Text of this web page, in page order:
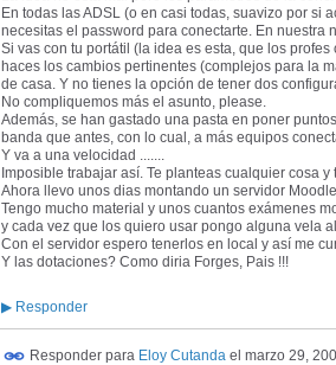
En todas las ADSL (o en casi todas, suavizo por si
necesitas el password para conectarte. En nuestra
Si vas con tu portátil (la idea es esta, que los
haces los cambios pertinentes (complejos para la
de casa. Y no tienes la opción de tener dos
No compliquemos más el asunto, please.
Además, se han gastado una pasta en poner
banda que antes, con lo cual, a más equipos
Y va a una velocidad .......
Imposible trabajar así. Te planteas cualquier cosa y
Ahora llevo unos dias montando un servidor
Tengo mucho material y unos cuantos exámenes
y cada vez que los quiero usar pongo alguna vela
Con el servidor espero tenerlos en local y así me
Y las dotaciones? Como diria Forges, Pais !!!
▶ Responder
Responder para Eloy Cutanda el marzo 29,